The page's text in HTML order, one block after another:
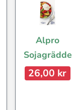
Alpro
Sojagrädde
26,00 kr